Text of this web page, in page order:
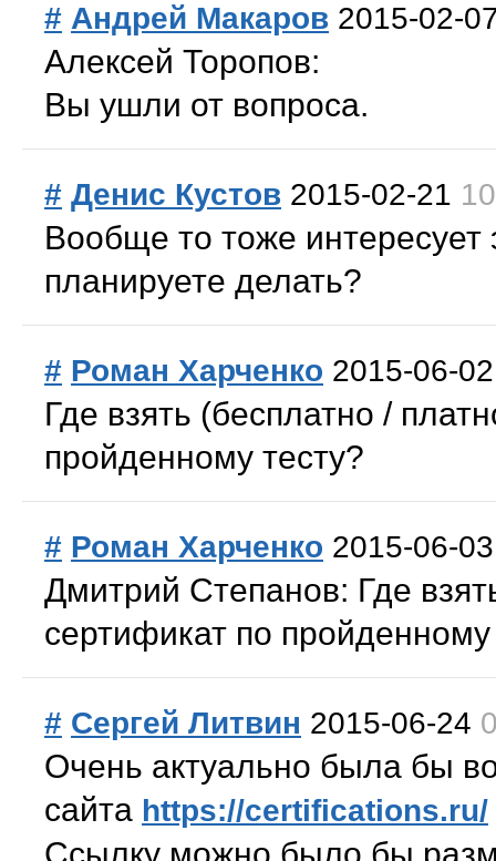
# Андрей Макаров 2015-02-
Алексей Торопов:
Вы ушли от вопроса.
# Денис Кустов 2015-02-21
Вообще то тоже
планируете делать?
# Роман Харченко 2015-06-02
Где взять (бесплатно /
пройденному тесту?
# Роман Харченко 2015-06-03
Дмитрий Степанов: Где
сертификат по пройденному
# Сергей Литвин 2015-06-24
Очень актуально была бы
сайта https://certifications.ru/